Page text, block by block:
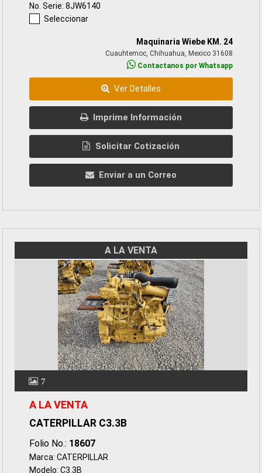
No. Serie: 8JW6140
Seleccionar
Maquinaria Wiebe KM. 24
Cuauhtemoc, Chihuahua, Mexico 31608
Contactanos por Whatsapp
Ver Detalles
Imprime Información
Solicitar Cotización
Enviar a un Correo
A LA VENTA
7
A LA VENTA
CATERPILLAR C3.3B
Folio No.: 18607
Marca: CATERPILLAR
Modelo: C3.3B